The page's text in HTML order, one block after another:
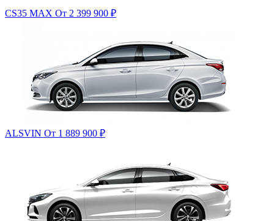
CS35 MAX От 2 399 900 ₽
ALSVIN От 1 889 900 ₽